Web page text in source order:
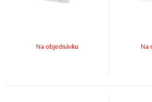
Na objednávku Na